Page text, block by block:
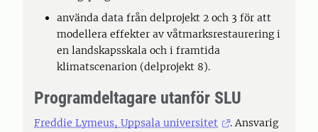
använda data från delprojekt 2 och 3 för att
modellera effekter av våtmarksrestaurering i
en landskapsskala och i framtida
klimatscenarion (delprojekt 8).
Programdeltagare utanför SLU
Freddie Lymeus, Uppsala universitet
. Ansvarig